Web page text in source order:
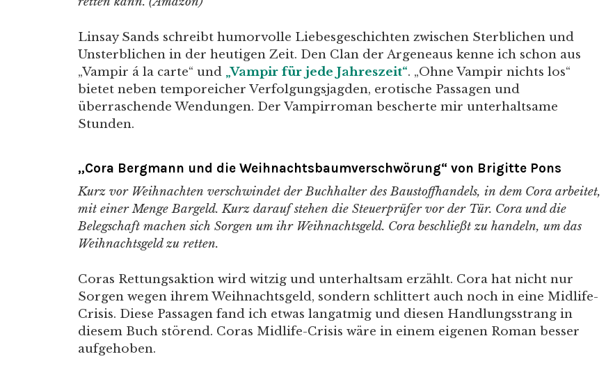
Linsay Sands schreibt humorvolle Liebesgeschichten zwischen Sterblichen und
Unsterblichen in der heutigen Zeit. Den Clan der Argeneaus kenne ich schon aus
„Vampir á la carte“ und „Vampir für jede Jahreszeit“. „Ohne Vampir nichts los“
bietet neben temporeicher Verfolgungsjagden, erotische Passagen und
überraschende Wendungen. Der Vampirroman bescherte mir unterhaltsame
Stunden.
„Cora Bergmann und die Weihnachtsbaumverschwörung“ von Brigitte Pons
Kurz vor Weihnachten verschwindet der Buchhalter des Baustoffhandels, in dem Cora arbeitet,
mit einer Menge Bargeld. Kurz darauf stehen die Steuerprüfer vor der Tür. Cora und die
Belegschaft machen sich Sorgen um ihr Weihnachtsgeld. Cora beschließt zu handeln, um das
Weihnachtsgeld zu retten.
Coras Rettungsaktion wird witzig und unterhaltsam erzählt. Cora hat nicht nur
Sorgen wegen ihrem Weihnachtsgeld, sondern schlittert auch noch in eine Midlife-
Crisis. Diese Passagen fand ich etwas langatmig und diesen Handlungsstrang in
diesem Buch störend. Coras Midlife-Crisis wäre in einem eigenen Roman besser
aufgehoben.